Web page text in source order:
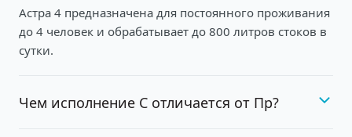
Астра 4 предназначена для постоянного проживания
до 4 человек и обрабатывает до 800 литров стоков в
сутки.
Чем исполнение С отличается от Пр?